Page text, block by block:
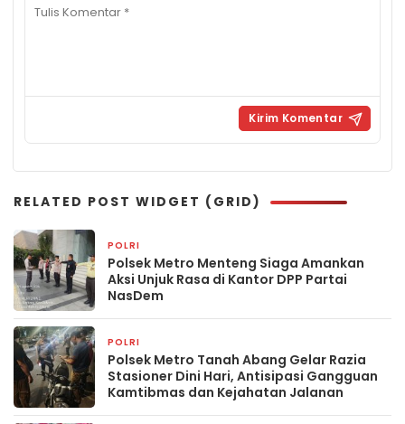
RELATED POST WIDGET (GRID)
POLRI
Polsek Metro Menteng Siaga Amankan
Aksi Unjuk Rasa di Kantor DPP Partai
NasDem
POLRI
Polsek Metro Tanah Abang Gelar Razia
Stasioner Dini Hari, Antisipasi Gangguan
Kamtibmas dan Kejahatan Jalanan